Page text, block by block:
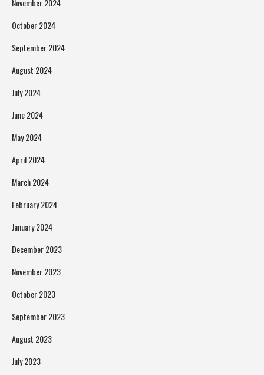
November 2024
October 2024
September 2024
August 2024
July 2024
June 2024
May 2024
April 2024
March 2024
February 2024
January 2024
December 2023
November 2023
October 2023
September 2023
August 2023
July 2023